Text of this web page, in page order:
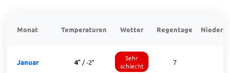
Monat Temperaturen Wetter Regentage
Januar 4°/-2°
Sehr
schlecht
7